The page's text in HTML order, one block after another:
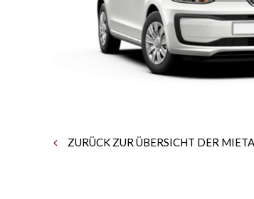
ZURÜCK ZUR ÜBERSICHT DER